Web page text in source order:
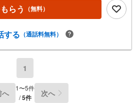
らう （無料）
する （通話料無料）
1
へ 1〜5件
/5件 次へ